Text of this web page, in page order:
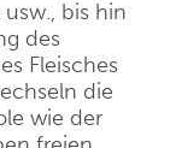
bis hin
des
Fleisches
die
wie der